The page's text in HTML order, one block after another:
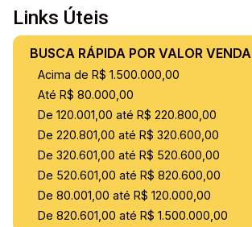
Links Úteis
BUSCA RÁPIDA POR VALOR VENDA
Acima de R$ 1.500.000,00
Até R$ 80.000,00
De 120.001,00 até R$ 220.800,00
De 220.801,00 até R$ 320.600,00
De 320.601,00 até R$ 520.600,00
De 520.601,00 até R$ 820.600,00
De 80.001,00 até R$ 120.000,00
De 820.601,00 até R$ 1.500.000,00